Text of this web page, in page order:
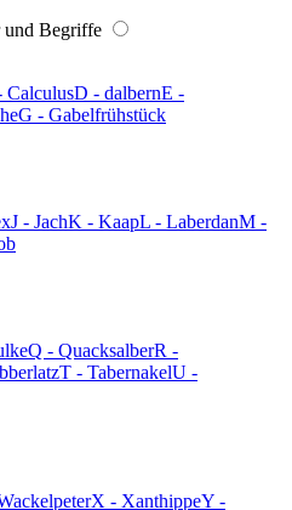
und Begriffe
CalculusD - dalbernE -
G - Gabelfrühstück
J - JachK - KaapL - LaberdanM -
Q - QuacksalberR -
T - TabernakelU -
X - XanthippeY -